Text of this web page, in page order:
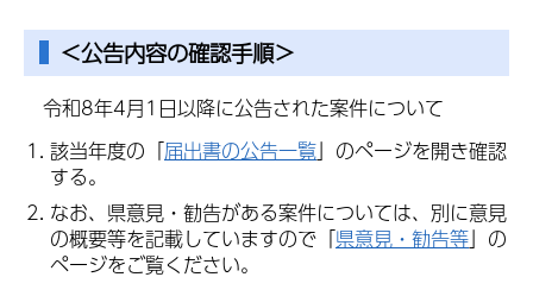
＜公告内容の確認手順＞
令和8年4月1日以降に公告された案件について
該当年度の「届出書の公告一覧」のページを開き確認
する。
なお、県意見・勧告がある案件については、別に意見
の概要等を記載していますので「県意見・勧告等」の
ページをご覧ください。